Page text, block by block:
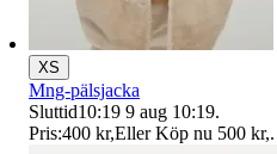
XS
Mng-pälsjacka
Sluttid10:19 9 aug 10:19.
Pris:400 kr,Eller Köp nu 500 kr,.